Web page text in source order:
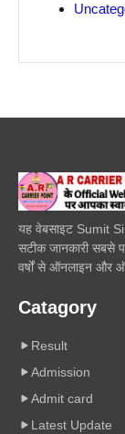
यह वेबसाइट Sumit
सटीक जानकारी सबसे
वर्षों से ऑनलाइन और
Catagory
Result
Admission
Admit card
Latest Update